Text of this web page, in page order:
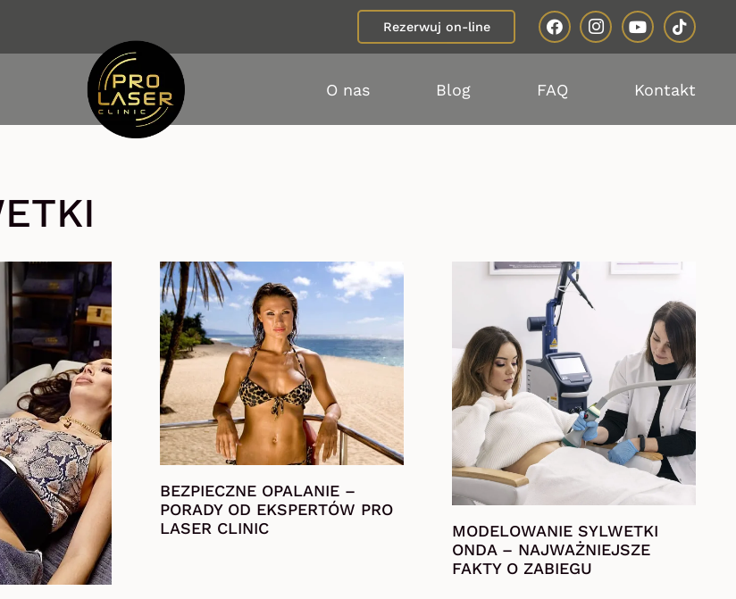
Rezerwuj on-line
O nas Blog FAQ Kontakt
BEZPIECZNE OPALANIE –
PORADY OD EKSPERTÓW PRO
LASER CLINIC
MODELOWANIE SYLWETKI
ONDA – NAJWAŻNIEJSZE
FAKTY O ZABIEGU